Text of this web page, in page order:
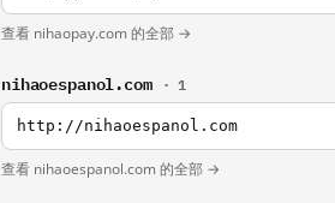
查看 nihaopay.com 的全部 →
nihaoespanol.com · 1
http://nihaoespanol.com
查看 nihaoespanol.com 的全部 →